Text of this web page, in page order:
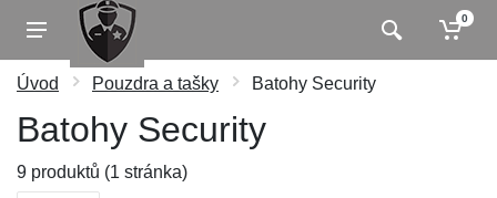
0
Úvod Pouzdra a tašky Batohy Security
Batohy Security
9 produktů (1 stránka)